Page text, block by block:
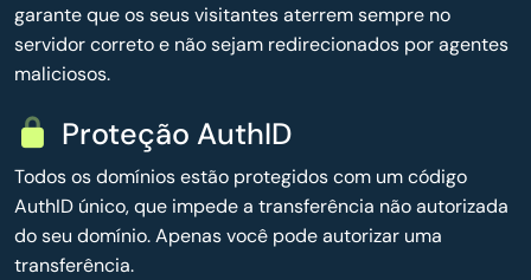
garante que os seus visitantes aterrem sempre no
servidor correto e não sejam redirecionados por agentes
maliciosos.
Proteção AuthID
Todos os domínios estão protegidos com um código
AuthID único, que impede a transferência não autorizada
do seu domínio. Apenas você pode autorizar uma
transferência.